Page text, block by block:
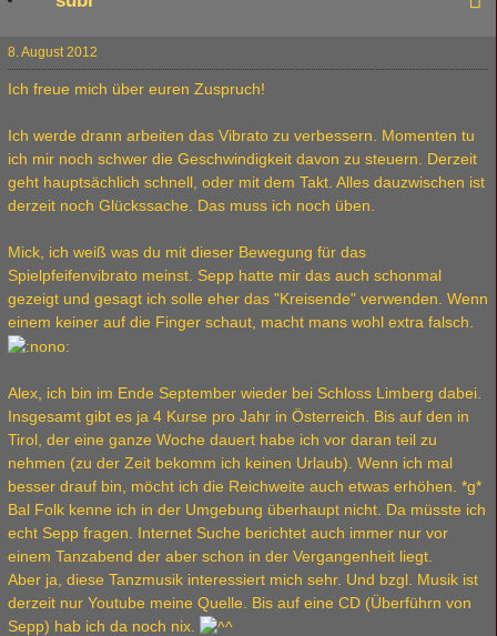
8. August 2012
Ich freue mich über euren Zuspruch!
Ich werde drann arbeiten das Vibrato zu verbessern. Momenten tu
ich mir noch schwer die Geschwindigkeit davon zu steuern. Derzeit
geht hauptsächlich schnell, oder mit dem Takt. Alles dauzwischen ist
derzeit noch Glückssache. Das muss ich noch üben.
Mick, ich weiß was du mit dieser Bewegung für das
Spielpfeifenvibrato meinst. Sepp hatte mir das auch schonmal
gezeigt und gesagt ich solle eher das "Kreisende" verwenden. Wenn
einem keiner auf die Finger schaut, macht mans wohl extra falsch.
Alex, ich bin im Ende September wieder bei Schloss Limberg dabei.
Insgesamt gibt es ja 4 Kurse pro Jahr in Österreich. Bis auf den in
Tirol, der eine ganze Woche dauert habe ich vor daran teil zu
nehmen (zu der Zeit bekomm ich keinen Urlaub). Wenn ich mal
besser drauf bin, möcht ich die Reichweite auch etwas erhöhen. *g*
Bal Folk kenne ich in der Umgebung überhaupt nicht. Da müsste ich
echt Sepp fragen. Internet Suche berichtet auch immer nur vor
einem Tanzabend der aber schon in der Vergangenheit liegt.
Aber ja, diese Tanzmusik interessiert mich sehr. Und bzgl. Musik ist
derzeit nur Youtube meine Quelle. Bis auf eine CD (Überführn von
Sepp) hab ich da noch nix.